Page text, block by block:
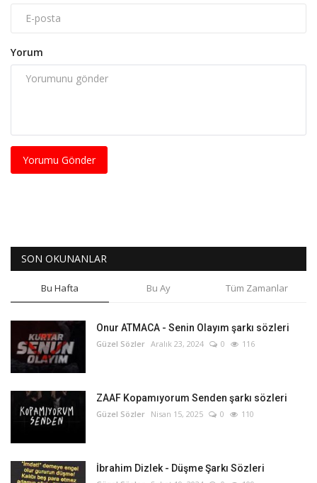
Yorum
Yorumu Gönder
SON OKUNANLAR
Bu Hafta Bu Ay Tüm Zamanlar
Onur ATMACA - Senin Olayım şarkı sözleri
Güzel Sözler Aralık 23, 2024 0 116
ZAAF Kopamıyorum Senden şarkı sözleri
Güzel Sözler Nisan 15, 2025 0 110
İbrahim Dizlek - Düşme Şarkı Sözleri